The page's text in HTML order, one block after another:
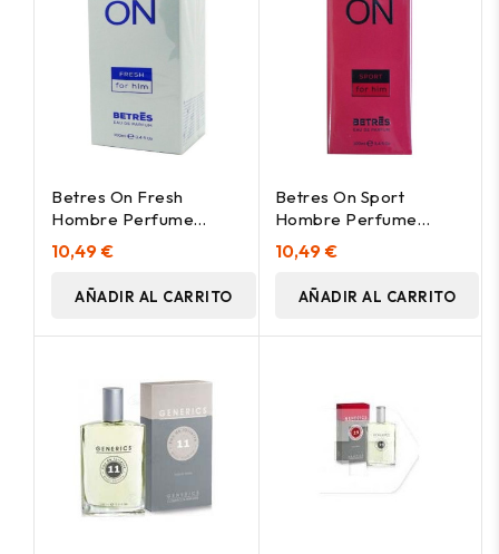
Betres On Fresh
Hombre Perfume
100Ml
10,49 €
AÑADIR AL CARRITO
Betres On Sport
Hombre Perfume
100Ml
10,49 €
AÑADIR AL CARRITO